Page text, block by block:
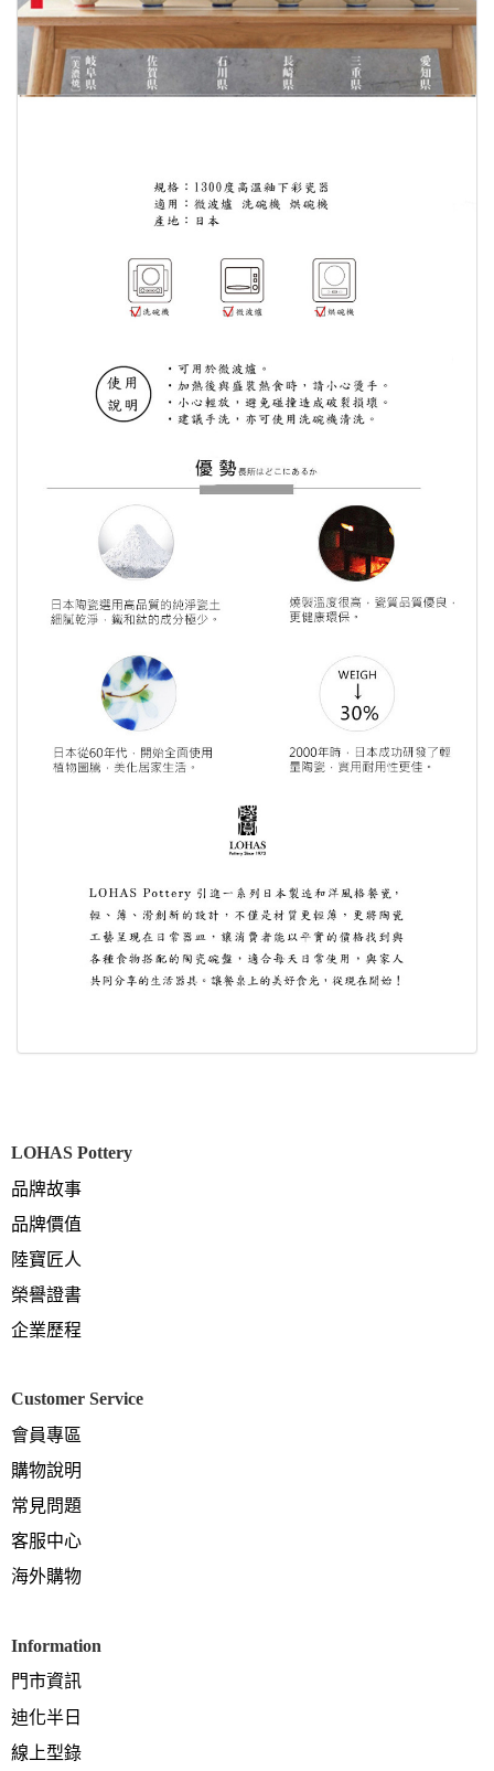
LOHAS Pottery
品牌故事
品牌價值
陸寶匠人
榮譽證書
企業歷程
Customer Service
會員專區
購物說明
常見問題
客服中心
海外購物
Information
門市資訊
迪化半日
線上型錄